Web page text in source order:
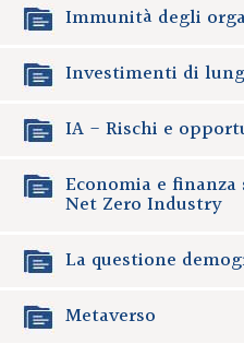
Immunità degli
Investimenti di
IA - Rischi e
Economia e finanza
Net Zero Industry
La questione
Metaverso